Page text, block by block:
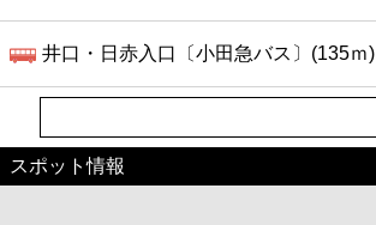
井口・日赤入口〔小田急バス〕(135ｍ)
スポット情報